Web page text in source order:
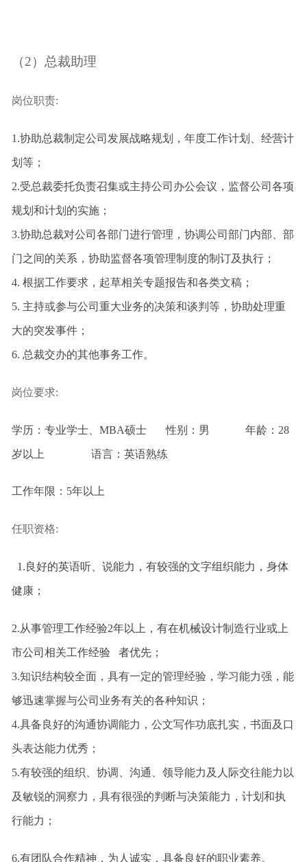
（2）总裁助理
岗位职责:
1.协助总裁制定公司发展战略规划，年度工作计划、经营计
划等；
2.受总裁委托负责召集或主持公司办公会议，监督公司各项
规划和计划的实施；
3.协助总裁对公司各部门进行管理，协调公司部门内部、部
门之间的关系，协助监督各项管理制度的制订及执行；
4. 根据工作要求，起草相关专题报告和各类文稿；
5. 主持或参与公司重大业务的决策和谈判等，协助处理重
大的突发事件；
6. 总裁交办的其他事务工作。
岗位要求:
学历：专业学士、MBA硕士 性别：男 年龄：28
岁以上 语言：英语熟练
工作年限：5年以上
任职资格:
1.良好的英语听、说能力，有较强的文字组织能力， 身体
健康；
2.从事管理工作经验2年以上，有在机械设计制造行业或上
市公司相关工作经验 者优先；
3.知识结构较全面，具有一定的管理经验，学习能力强，能
够迅速掌握与公司业务有关的各种知识；
4.具备良好的沟通协调能力，公文写作功底扎实，书面及口
头表达能力优秀；
5.有较强的组织、协调、沟通、领导能力及人际交往能力以
及敏锐的洞察力，具有很强的判断与决策能力，计划和执
行能力；
6.有团队合作精神，为人诚实，具备良好的职业素养。